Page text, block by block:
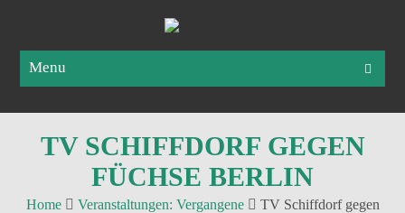
Menu
TV SCHIFFDORF GEGEN
FÜCHSE BERLIN
Home Veranstaltungen: Vergangene
TV Schiffdorf gegen